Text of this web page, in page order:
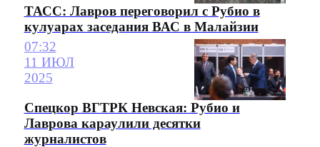
ТАСС: Лавров переговорил с Рубио в
кулуарах заседания ВАС в Малайзии
07:32
11 ИЮЛ
2025
Спецкор ВГТРК Невская: Рубио и
Лаврова караулили десятки
журналистов